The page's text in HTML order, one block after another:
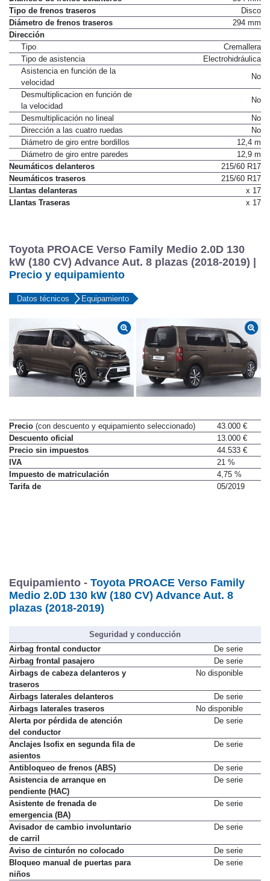
Tipo de frenos traseros
Disco
Diámetro de frenos traseros
294 mm
Dirección
Tipo
Cremallera
Tipo de asistencia
Electrohidráulica
Asistencia en función de la
velocidad
No
Desmultiplicacion en función de
la velocidad
No
Desmultiplicación no lineal
No
Dirección a las cuatro ruedas
No
Diámetro de giro entre bordillos
12,4 m
Diámetro de giro entre paredes
12,9 m
Neumáticos delanteros
215/60 R17
Neumáticos traseros
215/60 R17
Llantas delanteras
x 17
Llantas Traseras
x 17
Toyota PROACE Verso Family Medio 2.0D 130
kW (180 CV) Advance Aut. 8 plazas (2018-2019) |
Precio y equipamiento
Datos técnicos Equipamiento
Precio (con descuento y equipamiento seleccionado)
43.000 €
Descuento oficial
13.000 €
Precio sin impuestos
44.533 €
IVA
21 %
Impuesto de matriculación
4,75 %
Tarifa de
05/2019
Equipamiento - Toyota PROACE Verso Family
Medio 2.0D 130 kW (180 CV) Advance Aut. 8
plazas (2018-2019)
Seguridad y conducción
Airbag frontal conductor
De serie
Airbag frontal pasajero
De serie
Airbags de cabeza delanteros y
traseros
No disponible
Airbags laterales delanteros
De serie
Airbags laterales traseros
No disponible
Alerta por pérdida de atención
del conductor
De serie
Anclajes Isofix en segunda fila de
asientos
De serie
Antibloqueo de frenos (ABS)
De serie
Asistencia de arranque en
pendiente (HAC)
De serie
Asistente de frenada de
emergencia (BA)
De serie
Avisador de cambio involuntario
de carril
De serie
Aviso de cinturón no colocado
De serie
Bloqueo manual de puertas para
niños
De serie